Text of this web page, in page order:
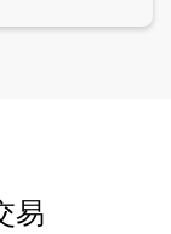
易